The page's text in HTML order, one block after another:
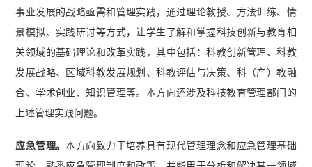
事业发展的战略亟需和管理实践，通过理论教授、方法训练、情
景模拟、实践研讨等方式，让学生了解和掌握科技创新与教育相
关领域的基础理论和改革实践，其中包括：科教创新管理、科教
发展战略、区域科教发展规划、科教评估与决策、科（产）教融
合、学术创业、知识管理等。本方向还涉及科技教育管理部门的
上述管理实践问题。
应急管理。本方向致力于培养具有现代管理理念和应急管理基础